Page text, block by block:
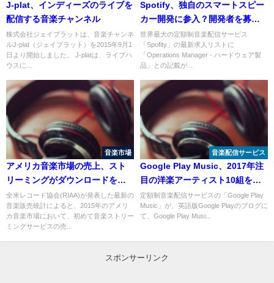
J-plat、インディーズのライブを
配信する音楽チャンネル
株式会社ジェイプラットは、音楽チャンネ
ルJ-plat（ジェイプラット）を2015年9月1
日より開始しました。 J-platは、ライブハ
ウスに...
Spotify、独自のスマートスピー
カー開発に参入？開発者を募集
中
世界最大の定額制音楽配信サービス
「Spofity」の最新求人リストに
「Operations Manager - ハードウェア製
品」との記載が...
音楽市場
アメリカ音楽市場の売上、スト
リーミングがダウンロードを超
える
全米レコード協会(RIAA)が発表した最新の
音楽販売統計によると、2015年のアメリ
カ音楽市場において、初めて音楽ストリー
ミングサービスの売...
音楽配信サービス
Google Play Music、2017年注
目の洋楽アーティスト10組を発
表
定額制音楽配信サービスの「Google Play
Music」が、英語版Google Playのブログに
て、Google Play Musi...
スポンサーリンク